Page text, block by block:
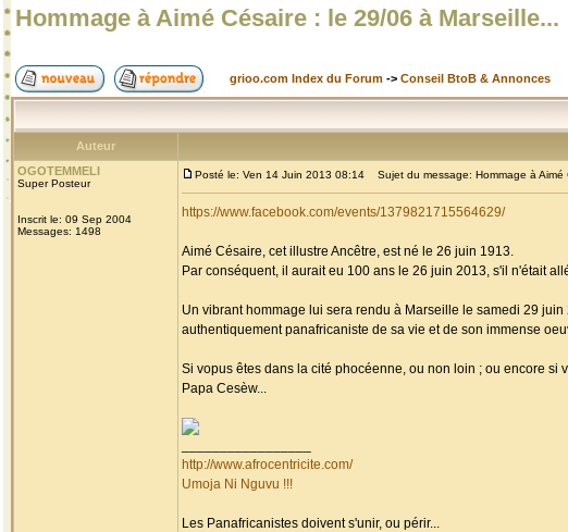
Hommage à Aimé Césaire : le 29/06 à Marseille...
grioo.com Index du Forum -> Conseil BtoB & Annonces
Auteur
OGOTEMMELI
Super Posteur
Inscrit le: 09 Sep 2004
Messages: 1498
Posté le: Ven 14 Juin 2013 08:14 Sujet du message: Hommage à Aimé
https://www.facebook.com/events/1379821715564629/
Aimé Césaire, cet illustre Ancêtre, est né le 26 juin 1913.
Par conséquent, il aurait eu 100 ans le 26 juin 2013, s'il n'était
Un vibrant hommage lui sera rendu à Marseille le samedi 29 juin
authentiquement panafricaniste de sa vie et de son immense
Si vopus êtes dans la cité phocéenne, ou non loin ; ou encore
Papa Cesèw...
http://www.afrocentricite.com/
Umoja Ni Nguvu !!!
Les Panafricanistes doivent s'unir, ou périr...